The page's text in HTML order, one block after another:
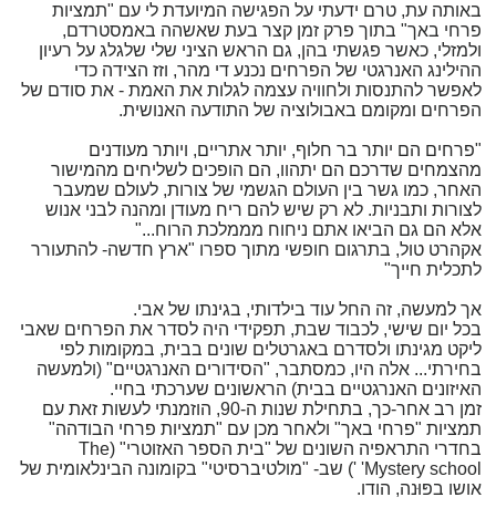
באותה עת, טרם ידעתי על הפגישה המיועדת לי עם "תמציות
פרחי באך" בתוך פרק זמן קצר בעת שאשהה באמסטרדם,
ולמזלי, כאשר פגשתי בהן, גם הראש הציני שלי שלגלג על רעיון
ההילינג האנרגטי של הפרחים נכנע די מהר, וזז הצידה כדי
לאפשר להתנסות ולחוויה עצמה לגלות את האמת - את סודם של
הפרחים ומקומם באבולוציה של התודעה האנושית.
"פרחים הם יותר בר חלוף, יותר אתריים, ויותר מעודנים
מהצמחים שדרכם הם יתהוו, הם הופכים לשליחים מהמישור
האחר, כמו גשר בין העולם הגשמי של צורות, לעולם שמעבר
לצורות ותבניות. לא רק שיש להם ריח מעודן ומהנה לבני אנוש
אלא הם גם הביאו אתם ניחוח מממלכת הרוח..."
אקהרט טול, בתרגום חופשי מתוך ספרו "ארץ חדשה- להתעורר
לתכלית חייך"
אך למעשה, זה החל עוד בילדותי, בגינתו של אבי.
בכל יום שישי, לכבוד שבת, תפקידי היה לסדר את הפרחים שאבי
ליקט מגינתו ולסדרם באגרטלים שונים בבית, במקומות לפי
בחירתי... אלה היו, כמסתבר, "הסידורים האנרגטיים" (ולמעשה
האיזונים האנרגטיים בבית) הראשונים שערכתי בחיי.
זמן רב אחר-כך, בתחילת שנות ה-90, הוזמנתי לעשות זאת עם
תמציות "פרחי באך" ולאחר מכן עם "תמציות פרחי הבודהה"
בחדרי התראפיה השונים של "בית הספר האזוטרי" (The
Mystery school' ') שב- "מולטיברסיטי" בקומונה הבינלאומית של
אושו בפּוּנה, הודו.